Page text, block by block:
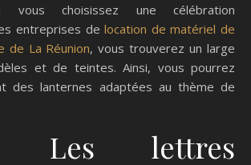
vous choisissez une célébration
entreprises delocation de matériel de
de La Réunion, vous trouverez un large
et de teintes. Ainsi, vous pourrez
des lanternes adaptées au thème de
lettres